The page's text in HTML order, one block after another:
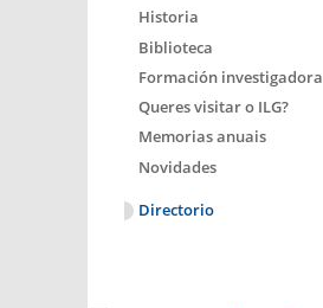
Historia
Biblioteca
Formación investigadora
Queres visitar o ILG?
Memorias anuais
Novidades
Directorio